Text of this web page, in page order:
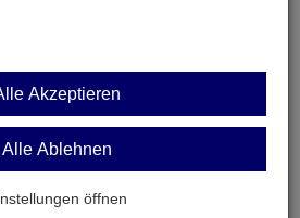
015WS
Cat.6 S/FTP PiMF Cu weiß
Akzeptieren
Alle Ablehnen
öffnen